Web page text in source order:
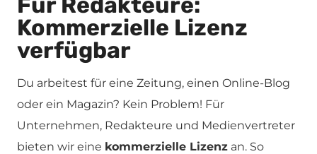
Kommerzielle Lizenz
verfügbar
Du arbeitest für eine Zeitung, einen Online-Blog
oder ein Magazin? Kein Problem! Für
Unternehmen, Redakteure und Medienvertreter
bieten wir eine kommerzielle Lizenz an. So